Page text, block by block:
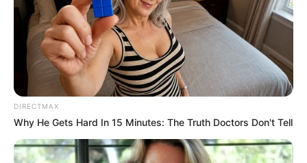
DIRECTMAX
Why He Gets Hard In 15 Minutes: The Truth Doctors Don't Tell